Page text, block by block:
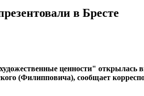
в Бресте
ценности"
(Филипповича), сообщает